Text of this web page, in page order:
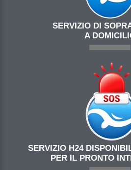
SERVIZIO DI
A
SERVIZIO H24
PER IL PRONTO